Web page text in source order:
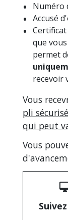
Numéro
Accusé
que
permet
recevoir
Vous
pli sécurisé
qui peut
Vous